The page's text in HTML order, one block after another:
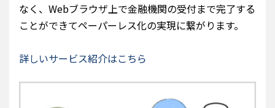
なく、Webブラウザ上で金融機関の受付まで完了する
ことができてペーパーレス化の実現に繋がります。
詳しいサービス紹介はこちら